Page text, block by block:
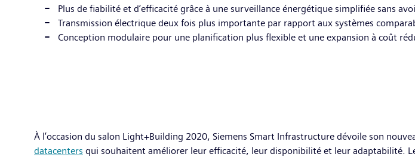
Plus de fiabilité et d’efficacité grâce à une surveillance énergétique simplifiée sans
Transmission électrique deux fois plus importante par rapport aux systèmes
Conception modulaire pour une planification plus flexible et une expansion à coût
À l’occasion du salon Light+Building 2020, Siemens Smart Infrastructure dévoile son
datacenters qui souhaitent améliorer leur efficacité, leur disponibilité et leur adaptabilité.